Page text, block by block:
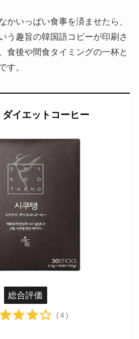
かいっぱい食事を済ませたら、
う趣旨の韓国語コピーが印刷さ
食後や間食タイミングの一杯と
す。
ダイエットコーヒー
総合評価
( 4 )